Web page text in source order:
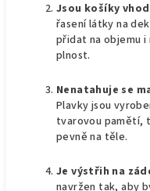
Jsou košíky
řasení látky na
přidat na objemu i
plnost.
Nenatahuje se
Plavky jsou
tvarovou pamětí,
pevně na těle.
Je výstřih na
navržen tak, aby